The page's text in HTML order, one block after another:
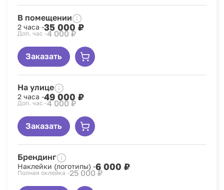
В помещении
2 часа -35 000 ₽
Доп. час -4 000 ₽
Заказать
На улице
2 часа -49 000 ₽
Доп. час -4 000 ₽
Заказать
Брендинг
Наклейки (логотипы) -6 000 ₽
Полная оклейка -25 000 ₽